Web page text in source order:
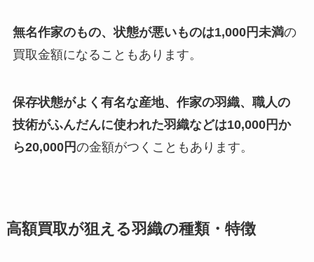
無名作家のもの、状態が悪いものは1,000円未満の
買取金額になることもあります。
保存状態がよく有名な産地、作家の羽織、職人の
技術がふんだんに使われた羽織などは10,000円か
ら20,000円の金額がつくこともあります。
高額買取が狙える羽織の種類・特徴